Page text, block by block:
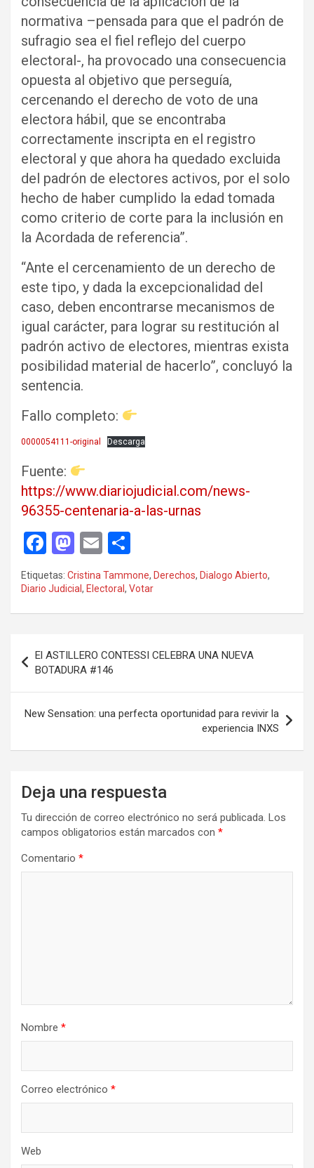
normativa –pensada para que el padrón de
sufragio sea el fiel reflejo del cuerpo
electoral-, ha provocado una consecuencia
opuesta al objetivo que perseguía,
cercenando el derecho de voto de una
electora hábil, que se encontraba
correctamente inscripta en el registro
electoral y que ahora ha quedado excluida
del padrón de electores activos, por el solo
hecho de haber cumplido la edad tomada
como criterio de corte para la inclusión en
la Acordada de referencia”.
“Ante el cercenamiento de un derecho de
este tipo, y dada la excepcionalidad del
caso, deben encontrarse mecanismos de
igual carácter, para lograr su restitución al
padrón activo de electores, mientras exista
posibilidad material de hacerlo”, concluyó la
sentencia.
Fallo completo:
0000054111-original Descarga
Fuente:
https://www.diariojudicial.com/news-
96355-centenaria-a-las-urnas
F
a
ce
b
o
k
M
a
st
o
o
n
E
m
ail m
p
tir
Etiquetas: Cristina Tammone, Derechos, Dialogo Abierto,
Diario Judicial , Electoral , Votar
de
entradas
El ASTILLERO CONTESSI CELEBRA UNA NUEVA
BOTADURA #146
New Sensation: una perfecta oportunidad para revivir la
experiencia INXS
Deja una respuesta
Tu dirección de correo electrónico no será publicada. Los
campos obligatorios están marcados con *
Comentario *
Nombre *
Correo electrónico *
Web